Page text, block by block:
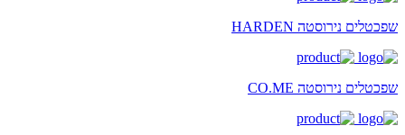
שפכטלים נירוסטה HARDEN
שפכטלים נירוסטה CO.ME